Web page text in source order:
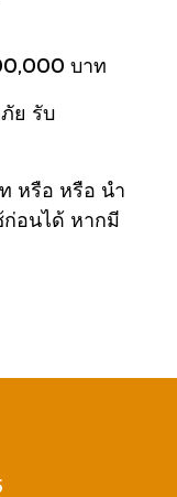
บาท
ย รับ
หรือ หรือ นำ
ก่อนได้ หากมี